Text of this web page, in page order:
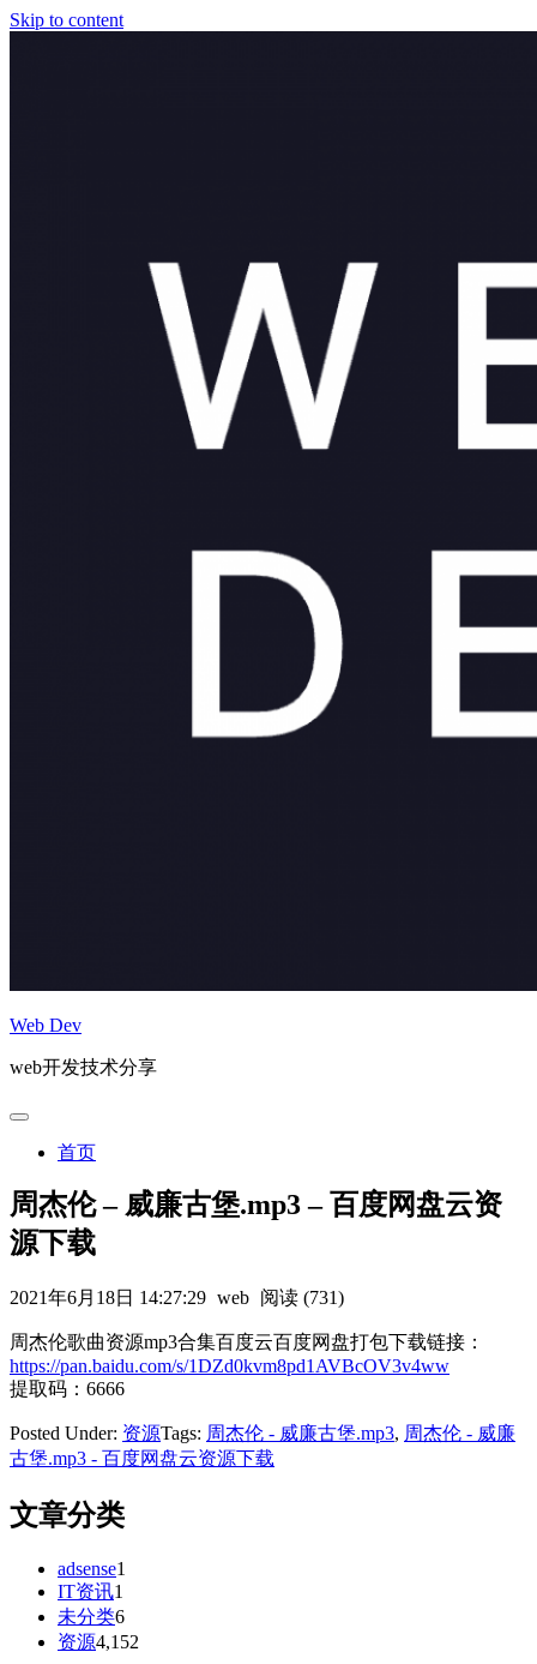
Skip to content
Web Dev
web开发技术分享
首页
周杰伦 – 威廉古堡.mp3 – 百度网盘云资
源下载
2021年6月18日 14:27:29 web 阅读 (731)
周杰伦歌曲资源mp3合集百度云百度网盘打包下载链接：
https://pan.baidu.com/s/1DZd0kvm8pd1AVBcOV3v4ww
提取码：6666
Posted Under: 资源Tags: 周杰伦 - 威廉古堡.mp3, 周杰伦 - 威廉
古堡.mp3 - 百度网盘云资源下载
文章分类
adsense1
IT资讯1
未分类6
资源4,152